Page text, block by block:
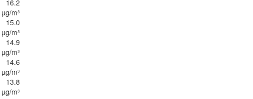
16.2
µg/m³
15.0
µg/m³
14.9
µg/m³
14.6
µg/m³
13.8
µg/m³